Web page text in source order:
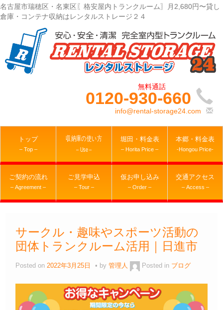
名古屋市瑞穂区・名東区〖格安屋内トランクルーム〗月2,680円〜貸し
倉庫・コンテナ収納はレンタルストレージ２４
0120-930-660
info@rental-storage24.com
トップ
– Top –
収納庫の使い方
– Use –
堀田・料金表
– Horita Price –
本郷・料金表
-Hongou Price-
ご契約の流れ
– Agreement –
ご見学申込
– Tour –
仮お申し込み
– Order –
交通アクセス
– Access –
サークル・趣味やスポーツ活動の
団体トランクルーム活用｜日進市
Posted on 2022年3月25日 by 管理人 Posted in ブログ